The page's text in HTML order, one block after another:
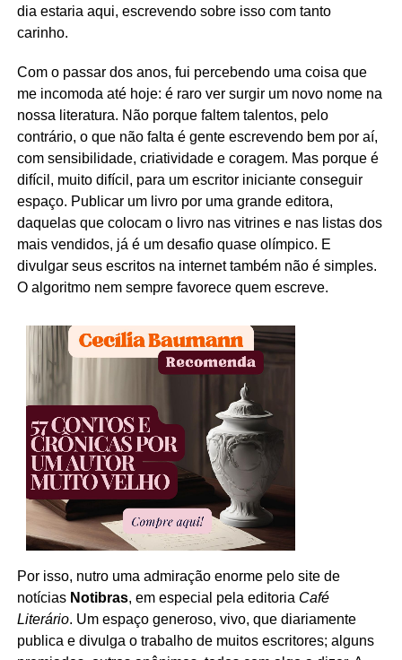
dia estaria aqui, escrevendo sobre isso com tanto
carinho.
Com o passar dos anos, fui percebendo uma coisa que
me incomoda até hoje: é raro ver surgir um novo nome na
nossa literatura. Não porque faltem talentos, pelo
contrário, o que não falta é gente escrevendo bem por aí,
com sensibilidade, criatividade e coragem. Mas porque é
difícil, muito difícil, para um escritor iniciante conseguir
espaço. Publicar um livro por uma grande editora,
daquelas que colocam o livro nas vitrines e nas listas dos
mais vendidos, já é um desafio quase olímpico. E
divulgar seus escritos na internet também não é simples.
O algoritmo nem sempre favorece quem escreve.
Por isso, nutro uma admiração enorme pelo site de
notícias Notibras, em especial pela editoria Café
Literário. Um espaço generoso, vivo, que diariamente
publica e divulga o trabalho de muitos escritores; alguns